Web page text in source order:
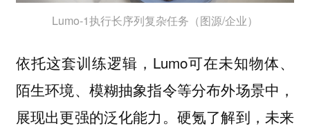
Lumo-1执行长序列复杂任务（图源/企业）
依托这套训练逻辑，Lumo可在未知物体、
陌生环境、模糊抽象指令等分布外场景中，
展现出更强的泛化能力。 硬氪了解到，未来